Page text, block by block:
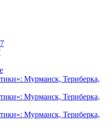
Мурманск, Териберка,
Мурманск, Териберка,
Мурманск, Териберка,